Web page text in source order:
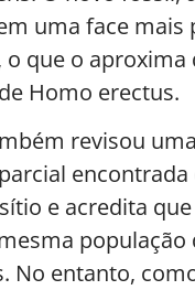
uma face mais
o que o aproxima
Homo erectus.
revisou uma
encontrada
e acredita que
população
No entanto,